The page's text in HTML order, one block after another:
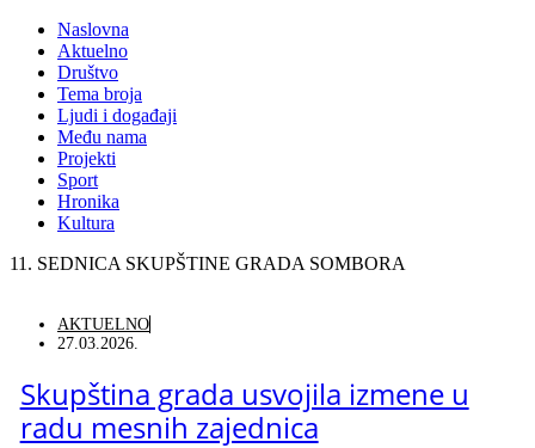
Naslovna
Aktuelno
Društvo
Tema broja
Ljudi i događaji
Među nama
Projekti
Sport
Hronika
Kultura
11. SEDNICA SKUPŠTINE GRADA SOMBORA
AKTUELNO
27.03.2026.
Skupština grada usvojila izmene u
radu mesnih zajednica